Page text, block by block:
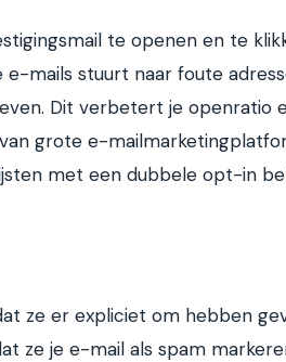
te openen en te
mails stuurt naar foute
Dit verbetert je openratio
grote e-
met een dubbele opt-in
ze er expliciet om hebben
ze je e-mail als spam